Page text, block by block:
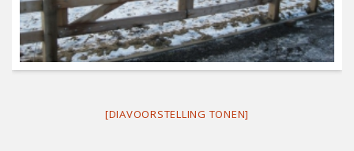
[DIAVOORSTELLING TONEN]